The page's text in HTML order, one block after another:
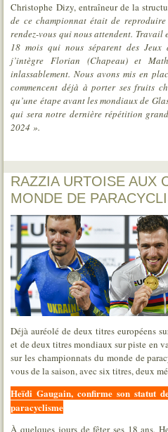
Christophe Dizy, entraîneur de la
de ce championnat était de
rendez-vous qui nous attendent.
18 mois qui nous séparent des
j’intègre Florian (Chapeau) et
inlassablement. Nous avons mis en
commencent déjà à porter ses fruits
qu’une étape avant les mondiaux de
qui sera notre dernière répétition
2024 ».
RAZZIA URTOISE AUX
MONDE DE
Déjà auréolé de deux titres européens
et de deux titres mondiaux sur piste en
sur les championnats du monde de
vous de la saison, avec six titres, deux
Heïdi Gaugain, confirme son statut
paracyclisme